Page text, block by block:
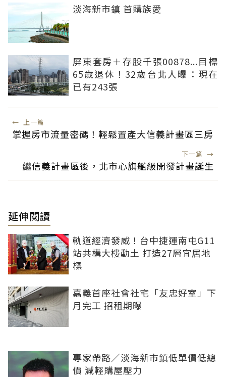
淡海新市鎮 首購族愛
屏東套房＋存股千張00878...目標
65歲退休！32歲台北人曝：現在
已有243張
← 上一篇
掌握房市流量密碼！輕鬆置產大信義計畫區三房
下一篇 →
繼信義計畫區後，北市心旗艦級開發計畫誕生
延伸閱讀
軌道經濟發威！台中捷運南屯G11
站共構大樓動土 打造27層宜居地
標
嘉義首座社會社宅「友忠好室」下
月完工 招租期曝
專家帶路／淡海新市鎮低單價低總
價 減輕購屋壓力